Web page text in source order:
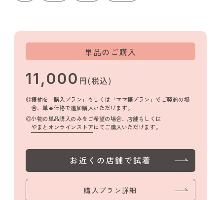
単品のご購入
11,000 円(税込)
振袖を「購入プラン」もしくは「ママ振プラン」でご契約の場
合、単品価格で追加購入いただけます。
小物の単品購入のみをご希望の場合、店舗もしくは
やまとオンラインストアにてご購入いただけます。
お近くの店舗で試着
購入プラン詳細